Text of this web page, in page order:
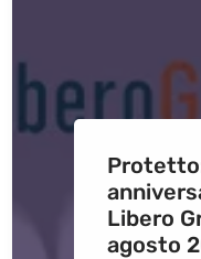
Libero
agosto